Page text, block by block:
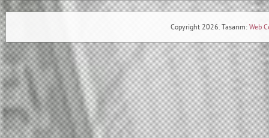
Copyright 2026. Tasarım: Web